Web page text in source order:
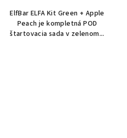
ElfBar ELFA Kit Green + Apple
Peach je kompletná POD
štartovacia sada v zelenom...